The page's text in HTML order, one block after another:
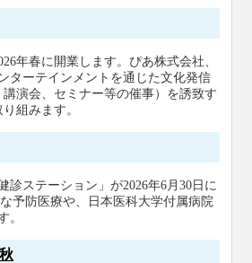
年春に開業します。ぴあ株式会社、
ターテインメントを通じた文化発信
演会、セミナー等の催事）を誘致す
組みます。
ステーション」が2026年6月30日に
予防医療や、日本医科大学付属病院
。